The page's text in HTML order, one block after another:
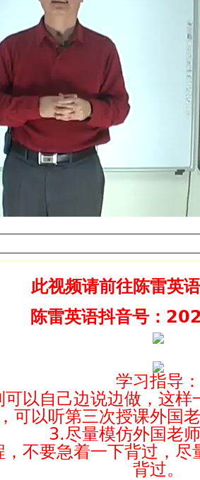
此视频请前往陈雷英
陈雷英语抖音号：
学习指导：
以自己边说边做，这样
可以听第三次授课外国
3.尽量模仿外国老师
不要急着一下背过，
背过。